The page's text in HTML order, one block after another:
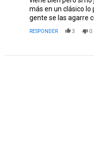
más en un clásico
gente se las agarre
RESPONDER 3 0